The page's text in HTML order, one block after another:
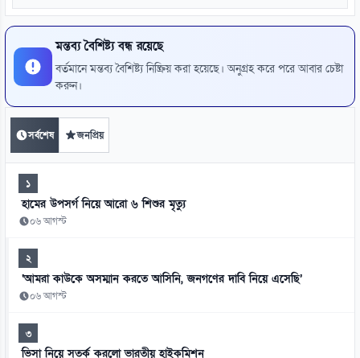
মন্তব্য বৈশিষ্ট্য বন্ধ রয়েছে
বর্তমানে মন্তব্য বৈশিষ্ট্য নিষ্ক্রিয় করা হয়েছে। অনুগ্রহ করে পরে আবার চেষ্টা
করুন।
সর্বশেষ জনপ্রিয়
১
হামের উপসর্গ নিয়ে আরো ৬ শিশুর মৃত্যু
০৬ আগস্ট
২
‘আমরা কাউকে অসম্মান করতে আসিনি, জনগণের দাবি নিয়ে এসেছি’
০৬ আগস্ট
৩
ভিসা নিয়ে সতর্ক করলো ভারতীয় হাইকমিশন